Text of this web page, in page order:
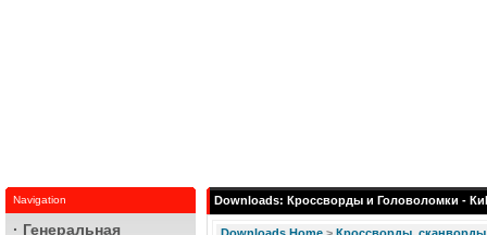
Navigation
· Генеральная
Downloads: Кроссворды и Головоломки -